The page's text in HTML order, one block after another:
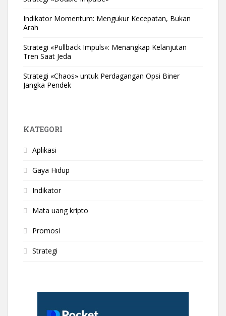
Indikator Momentum: Mengukur Kecepatan, Bukan
Arah
Strategi «Pullback Impuls»: Menangkap Kelanjutan
Tren Saat Jeda
Strategi «Chaos» untuk Perdagangan Opsi Biner
Jangka Pendek
KATEGORI
Aplikasi
Gaya Hidup
Indikator
Mata uang kripto
Promosi
Strategi